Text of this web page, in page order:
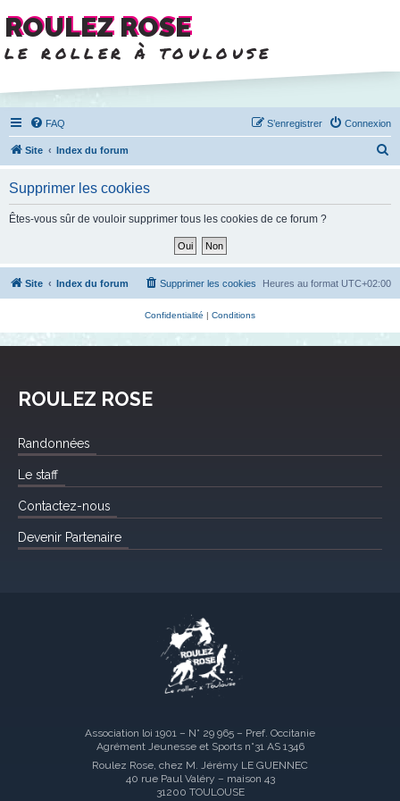
ROULEZ ROSE
le roller à toulouse
FAQ Connexion
S’enregistrer
Site Index du forum
h
Supprimer les cookies
Êtes-vous sûr de vouloir supprimer tous les cookies de ce forum ?
Site Index du forum Heures au format UTC+02:00
Supprimer les cookies
Confidentialité | Conditions
ROULEZ ROSE
Randonnées
Le staff
Contactez-nous
Devenir Partenaire
Association loi 1901 – N° 29 965 – Pref. Occitanie
Agrément Jeunesse et Sports n°31 AS 1346
Roulez Rose, chez M. Jérémy LE GUENNEC
40 rue Paul Valéry – maison 43
31200 TOULOUSE